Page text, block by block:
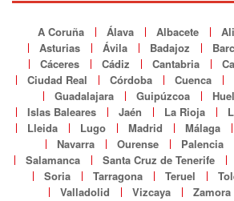
A Coruña Álava Albacete
Asturias
Ávila Badajoz
Cáceres
Cádiz Cantabria
Ciudad Real
Córdoba Cuenca
Guadalajara
Guipúzcoa
Islas Baleares
Jaén La Rioja
Lleida
Lugo Madrid Málaga
Navarra
Ourense Palencia
Salamanca
Santa Cruz de Tenerife
Soria
Tarragona Teruel
Valladolid
Vizcaya Zamora